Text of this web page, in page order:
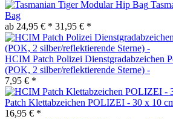
Bag
ab 24,95 € * 31,95 € *
HCIM Patch Polizei Dienstgradabzeichen
(POK, 2 silber/reflektierende Sterne) -
7,95 € *
Patch Klettabzeichen POLIZEI - 30 x 10
16,95 € *